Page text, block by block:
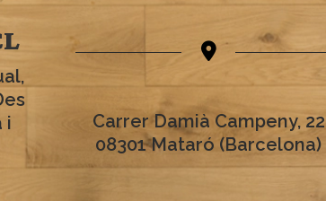
i
Carrer Damià Campeny, 22
08301 Mataró (Barcelona)